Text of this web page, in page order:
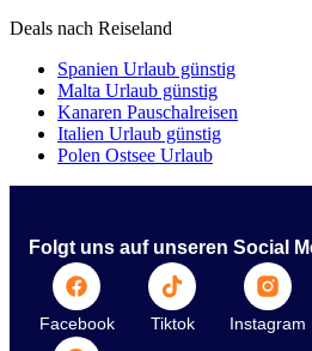
Deals nach Reiseland
Spanien Urlaub günstig
Malta Urlaub günstig
Kanaren Pauschalreisen
Italien Urlaub günstig
Polen Ostsee Urlaub